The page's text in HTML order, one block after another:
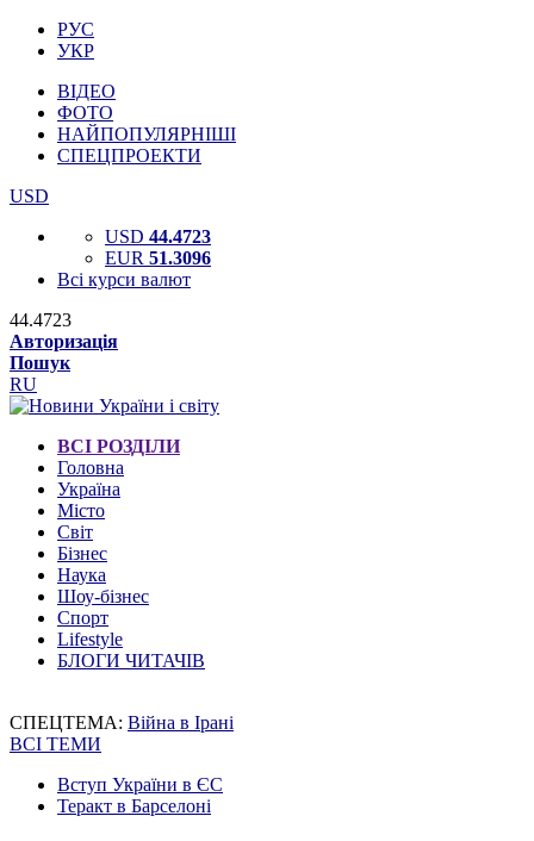
РУС
УКР
ВІДЕО
ФОТО
НАЙПОПУЛЯРНІШІ
СПЕЦПРОЕКТИ
USD
USD 44.4723
EUR 51.3096
Всі курси валют
44.4723
Авторизація
Пошук
RU
ВСІ РОЗДІЛИ
Головна
Україна
Місто
Світ
Бізнес
Наука
Шоу-бізнес
Спорт
Lifestyle
БЛОГИ ЧИТАЧІВ
СПЕЦТЕМА: Війна в Ірані
ВСІ ТЕМИ
Вступ України в ЄС
Теракт в Барселоні